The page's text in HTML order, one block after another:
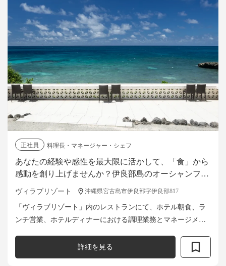
正社員
料理長・マネージャー・シェフ
あなたの経験や感性を最大限に活かして、「食」から
感動を創り上げませんか？伊良部島のオーシャンフロ
ントにたたずむ、全6棟のヴィラリゾートで料理長募
ヴィラブリゾート 沖縄県宮古島市伊良部字伊良部817
「ヴィラブリゾート」内のレストランにて、ホテル朝食、ラ
ンチ営業、ホテルディナーにおける調理業務とマネージメン
レストラン営業における調理...
詳細を見る